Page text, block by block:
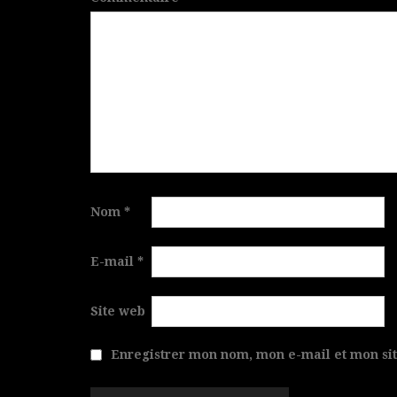
Nom *
E-mail *
Site web
Enregistrer mon nom, mon e-mail et mon